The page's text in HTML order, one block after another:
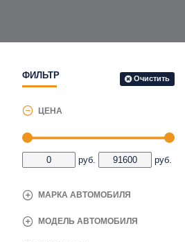
ФИЛЬТР Очистить
ЦЕНА
руб. руб.
МАРКА АВТОМОБИЛЯ
МОДЕЛЬ АВТОМОБИЛЯ